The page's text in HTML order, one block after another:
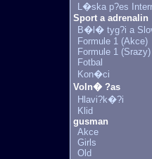
L�ska p?es
Sport a adrenalin
B�l� tyg?i a
Formule 1 (Akce)
Formule 1 (Srazy)
Fotbal
Kon�ci
Voln� ?as
Hlavi?k�?i
Klid
gusman
Akce
Girls
Old